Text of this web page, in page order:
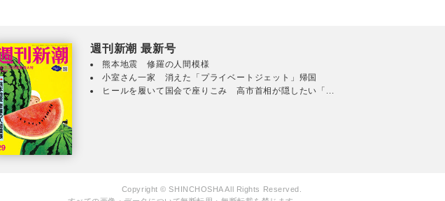
週刊新潮 最新号
熊本地震 修羅の人間模様
小室さん一家 消えた「プライベートジェット」帰国
ヒールを履いて国会で座りこみ 高市首相が隠したい「...
Copyright © SHINCHOSHA All Rights Reserved.